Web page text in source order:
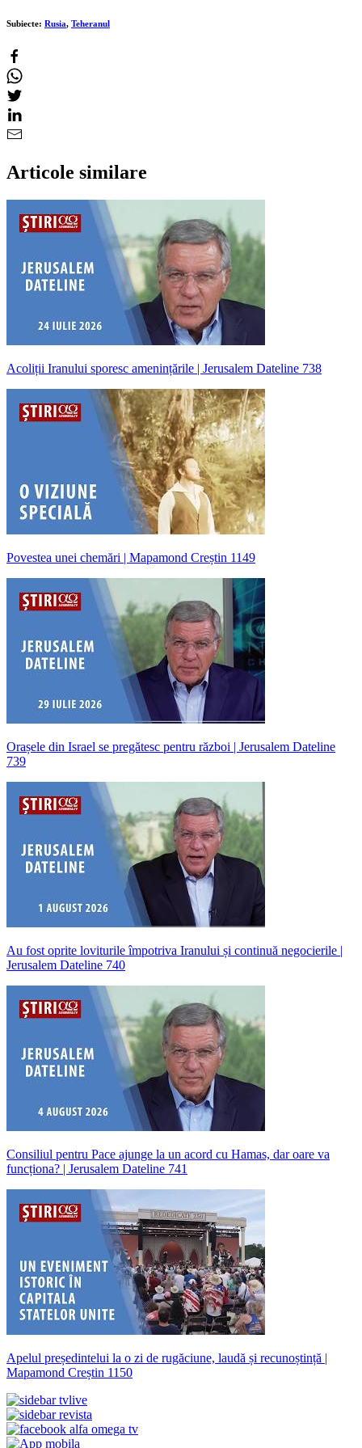
Subiecte: Rusia, Teheranul
Articole similare
Acoliții Iranului sporesc amenințările | Jerusalem Dateline 738
Povestea unei chemări | Mapamond Creștin 1149
Orașele din Israel se pregătesc pentru război | Jerusalem Dateline
739
Au fost oprite loviturile împotriva Iranului și continuă negocierile |
Jerusalem Dateline 740
Consiliul pentru Pace ajunge la un acord cu Hamas, dar oare va
funcționa? | Jerusalem Dateline 741
Apelul președintelui la o zi de rugăciune, laudă și recunoștință |
Mapamond Creștin 1150